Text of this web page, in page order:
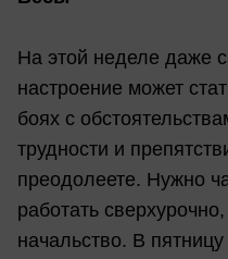
На этой неделе даже
настроение может
боях с
трудности и
преодолеете. Нужно
работать
начальство. В